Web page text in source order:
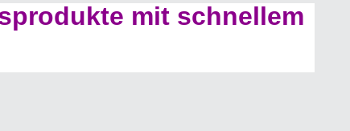
mit schnellem